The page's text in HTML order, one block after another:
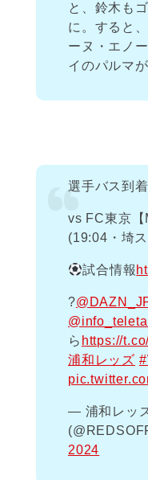
と、鈴木も
に。すると
ーヌ・エノ
イのパルマ
選手バス到
vs FC東京【
(19:04・埼
試合情報
?
ら https://
浦和レッズ
— 浦和レッ
2024